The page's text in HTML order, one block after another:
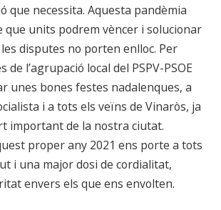
que necessita. Aquesta pandèmia
que units podrem vèncer i solucionar
disputes no porten enlloc. Per
de l’agrupació local del PSPV-PSOE
unes bones festes nadalenques, a
i a tots els veïns de Vinaròs, ja
important de la nostra ciutat.
proper any 2021 ens porte a tots
i una major dosi de cordialitat,
envers els que ens envolten.